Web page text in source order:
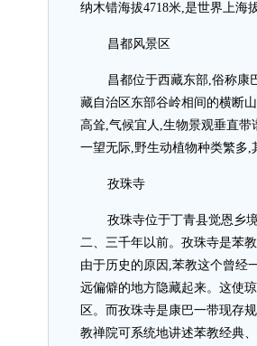
纳木错海拔4718米,是世界上海
昌都风景区
昌都位于西藏东部,俗称康
藏自治区东部谷岭相间的横断
高耸,气候宜人,生物景观垂直
一望无际,野生动植物种类繁多,
孜珠寺
孜珠寺位于丁青县觉恩乡
二、三千年以前。孜珠寺是苯
由于历史的原因,苯教这个曾经
远偏僻的地方隐藏起来。这使
区。而孜珠寺是康巴一带现存
教禅院可系统地讲述苯教经典